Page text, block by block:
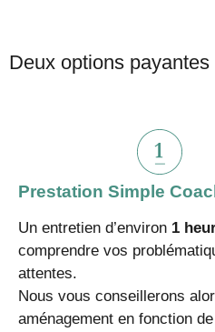
Deux options
Prestation Simple
Un entretien d’environ 1
comprendre vos
attentes.
Nous vous conseillerons
aménagement en fonction